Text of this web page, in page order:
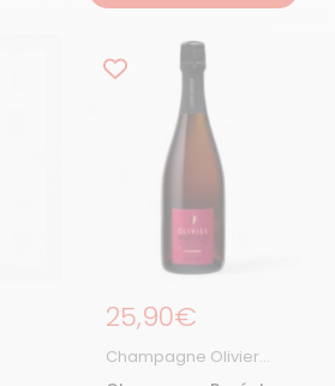
Prix régulier
25,90€
Champagne Olivier